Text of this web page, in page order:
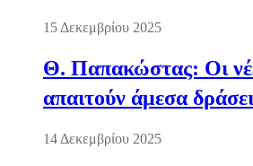
15 Δεκεμβρίου 2025
Θ. Παπακώστας: Οι
απαιτούν άμεσα
14 Δεκεμβρίου 2025